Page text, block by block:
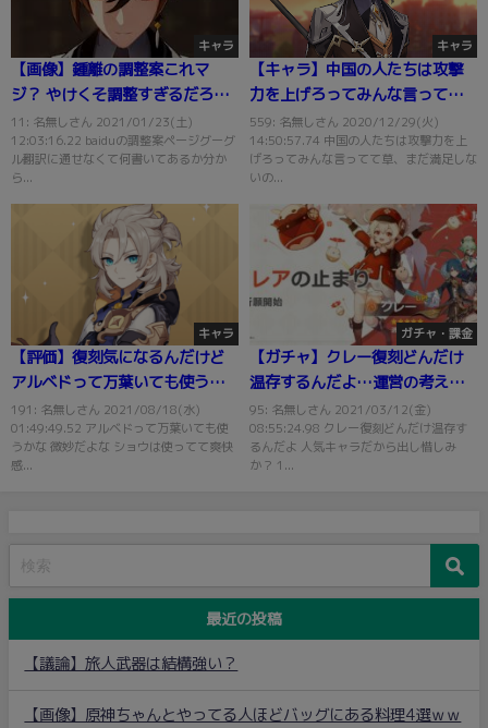
キャラ
【画像】鍾離の調整案これマ
ジ？ やけくそ調整すぎるだろｗ
ｗ
11: 名無しさん 2021/01/23(土)
12:03:16.22 baiduの調整案ページグーグ
ル翻訳に通せなくて何書いてあるか分か
ら...
キャラ
【キャラ】中国の人たちは攻撃
力を上げろってみんな言ってて
草wwwまだ満足しないのかよ
www
559: 名無しさん 2020/12/29(火)
14:50:57.74 中国の人たちは攻撃力を上
げろってみんな言ってて草、まだ満足しな
いの...
キャラ
【評価】復刻気になるんだけど
アルベドって万葉いても使うこ
とある？
191: 名無しさん 2021/08/18(水)
01:49:49.52 アルベドって万葉いても使
うかな 微妙だよな ショウは使ってて爽快
感...
ガチャ・課金
【ガチャ】クレー復刻どんだけ
温存するんだよ…運営の考えは
一体なんだ？
95: 名無しさん 2021/03/12(金)
08:55:24.98 クレー復刻どんだけ温存す
るんだよ 人気キャラだから出し惜しみ
か？ 1...
最近の投稿
【議論】旅人武器は結構強い？
【画像】原神ちゃんとやってる人ほどバッグにある料理4選ｗｗ